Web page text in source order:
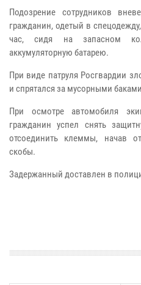
Подозрение сотрудников
гражданин, одетый в
час, сидя на запасном
аккумуляторную батарею.
При виде патруля Росгвардии
и спрятался за мусорными
При осмотре автомобиля
гражданин успел снять
отсоединить клеммы, начав
скобы.
Задержанный доставлен в